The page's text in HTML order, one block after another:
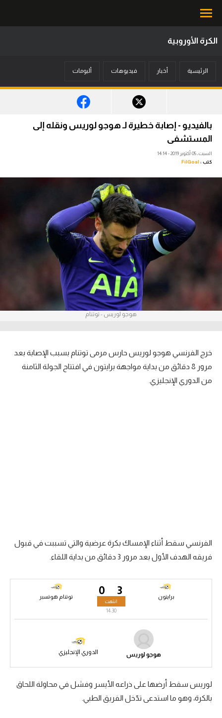
ميركاتو
فانتازي في الجول
مسابقة التوقعات
عدسات
آراء حرة
ركن الألعاب
بطولات
الدوري الإسباني
الدوري الإيطالي
أقسام
الكرة المصرية
الدوري المصري
الكرة الأوروبية
الكرة الإفريقية
سعودي في الجول
الدوري الإنجليزي
الدوري الإسباني
الكرة الأوروبية
الرئيسية أخبار فيديوهات ألبومات
بالفيديو - إصابة خطيرة لـ هوجو لوريس ونقله إلى
المستشفى
السبت، 05 أكتوبر 2019 - 14:14
كتب : FilGoal
هوجو لوريس - توتنام
خرج الفرنسي هوجو لوريس حارس مرمى توتنام بسبب الإصابة بعد
مرور 8 دقائق من بداية مواجهة برايتون في افتتاح الجولة الثامنة
من الدوري الإنجليزي.
الفرنسي سقط أثناء الإمساك بكرة عرضية والتي تسببت في قبول
فريقه الهدف الأول بعد مرور 3 دقائق من بداية اللقاء.
3 برايتون 0 توتنام هوتسبر
انتهت
14:30
هوجو لوريس الدوري الإنجليزي
لوريس سقط أرضها على ذراعه الأيسر وفشل في محاولة اللحاق
بالكرة، وهو ما استدعى تدّخل الفريق الطبي.